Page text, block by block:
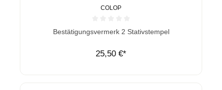
COLOP
Durchschnittliche Bewertung von 0 von 5 Sternen
Bestätigungsvermerk 2 Stativstempel
25,50 €*